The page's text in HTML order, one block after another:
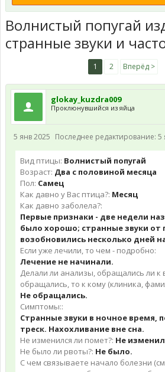
Волнистый попугай
странные звуки и
1 2 Вперёд >
glokay_kuzdra009
Проклюнувшийся из яйца
5 янв 2025 Последнее редактирование: 5
Вид птицы: Волнистый попугай
Возраст: Два с половиной месяца
Пол: Самец
Как давно у Вас птица?: Месяц
Как давно заболела?:
Первые признаки - две недели
было хорошо; странные звуки от
возобновились несколько дней
Если уже лечили, то чем - подробно:
Лечение не начинали.
Делали ли анализы, обращались ли к
обращались, то к кому (клиника,
Не обращались.
Симптомы::
Странные звуки в ночное время,
треск. Нахохливание вне сна.
Не изменился ли помет?: Не
Не было ли рвоты?: Не было.
С чем связываете начало болезни